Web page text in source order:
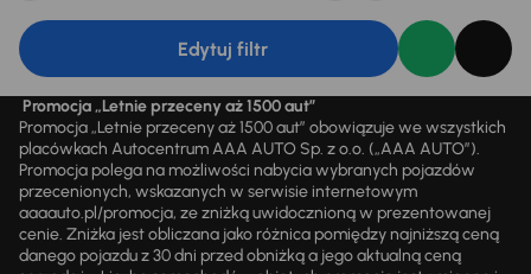
Edytuj filtr
Promocja „Letnie przeceny aż 1500 aut”
Promocja „Letnie przeceny aż 1500 aut” obowiązuje we wszystkich
placówkach Autocentrum AAA AUTO Sp. z o.o. („AAA AUTO”).
Promocja polega na możliwości nabycia wybranych pojazdów
przecenionych, wskazanych w serwisie internetowym
aaaauto.pl/promocja, ze zniżką uwidocznioną w prezentowanej
cenie. Zniżka jest obliczana jako różnica pomiędzy najniższą ceną
danego pojazdu z 30 dni przed obniżką a jego aktualną ceną